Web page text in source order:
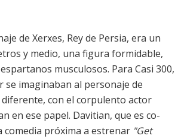
de Xerxes, Rey de Persia, era un
y medio, una figura formidable,
musculosos. Para Casi 300,
se imaginaban al personaje de
con el corpulento actor
en ese papel. Davitian, que es co-
próxima a estrenar "Get